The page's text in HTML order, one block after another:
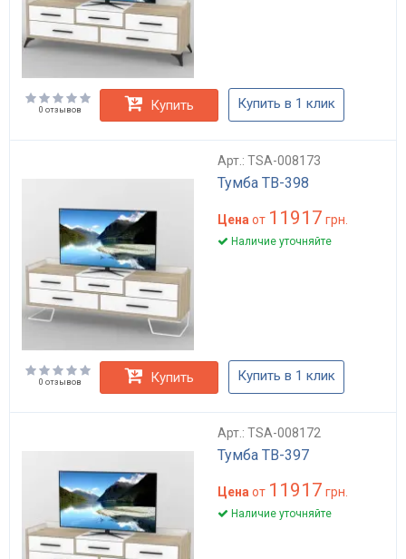
0 отзывов Купить Купить в 1 клик
Арт.: TSA-008173
Тумба ТВ-398
Цена от 11917 грн.
Наличие уточняйте
0 отзывов Купить Купить в 1 клик
Арт.: TSA-008172
Тумба ТВ-397
Цена от 11917 грн.
Наличие уточняйте